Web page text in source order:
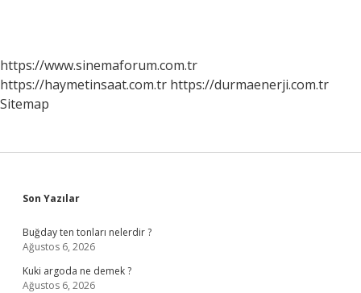
https://www.sinemaforum.com.tr
https://haymetinsaat.com.tr https://durmaenerji.com.tr
Sitemap
Sidebar
Son Yazılar
Buğday ten tonları nelerdir ?
Ağustos 6, 2026
Kuki argoda ne demek ?
Ağustos 6, 2026